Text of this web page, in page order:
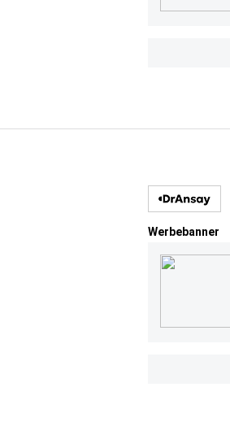
Werbebanner